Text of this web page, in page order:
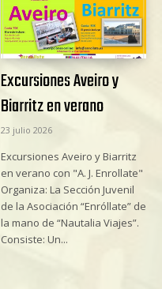
Excursiones Aveiro y
Biarritz en verano
23 julio 2026
Excursiones Aveiro y Biarritz
en verano con "A. J. Enrollate"
Organiza: La Sección Juvenil
de la Asociación “Enróllate” de
la mano de “Nautalia Viajes”.
Consiste: Un...